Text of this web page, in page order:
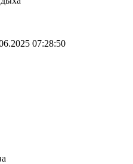
07:28:50